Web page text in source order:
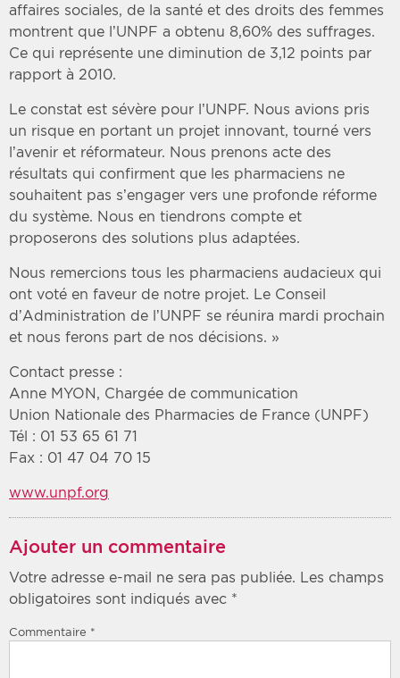
affaires sociales, de la santé et des droits des femmes
montrent que l’UNPF a obtenu 8,60% des suffrages.
Ce qui représente une diminution de 3,12 points par
rapport à 2010.
Le constat est sévère pour l’UNPF. Nous avions pris
un risque en portant un projet innovant, tourné vers
l’avenir et réformateur. Nous prenons acte des
résultats qui confirment que les pharmaciens ne
souhaitent pas s’engager vers une profonde réforme
du système. Nous en tiendrons compte et
proposerons des solutions plus adaptées.
Nous remercions tous les pharmaciens audacieux qui
ont voté en faveur de notre projet. Le Conseil
d’Administration de l’UNPF se réunira mardi prochain
et nous ferons part de nos décisions. »
Contact presse :
Anne MYON, Chargée de communication
Union Nationale des Pharmacies de France (UNPF)
Tél : 01 53 65 61 71
Fax : 01 47 04 70 15
www.unpf.org
Ajouter un commentaire
Votre adresse e-mail ne sera pas publiée. Les champs
obligatoires sont indiqués avec *
Commentaire *